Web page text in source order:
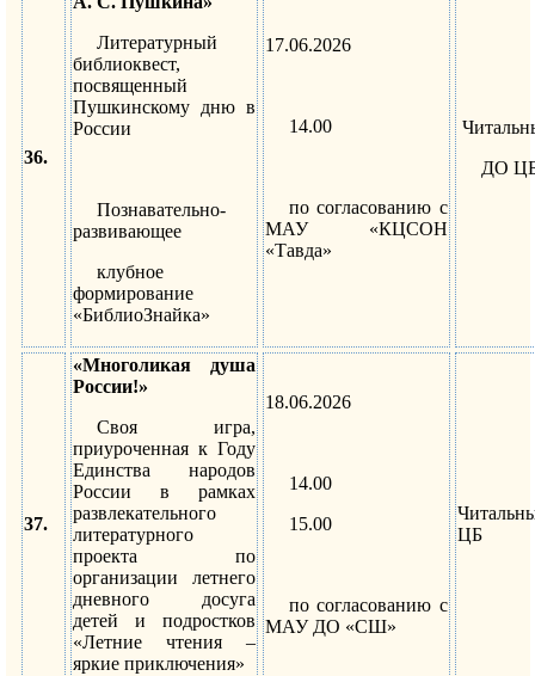
36.
Литературный
библиоквест,
посвященный
Пушкинскому дню в
России
Познавательно-
развивающее
клубное
формирование
«БиблиоЗнайка»
17.06.2026
14.00
по согласованию с
МАУ «КЦСОН
«Тавда»
ДО
37.
«Многоликая душа
России!»
Своя игра,
приуроченная к Году
Единства народов
России в рамках
развлекательного
литературного
проекта по
организации летнего
дневного досуга
детей и подростков
«Летние чтения –
яркие приключения»
18.06.2026
14.00
15.00
по согласованию с
МАУ ДО «СШ»
ЦБ